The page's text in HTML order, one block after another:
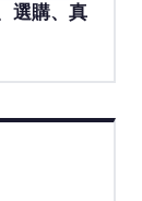
選購、真